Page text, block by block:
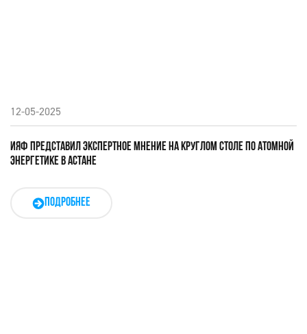
12-05-2025
ИЯФ ПРЕДСТАВИЛ ЭКСПЕРТНОЕ МНЕНИЕ НА КРУГЛОМ СТОЛЕ ПО АТОМНОЙ
ЭНЕРГЕТИКЕ В АСТАНЕ
ПОДРОБНЕЕ